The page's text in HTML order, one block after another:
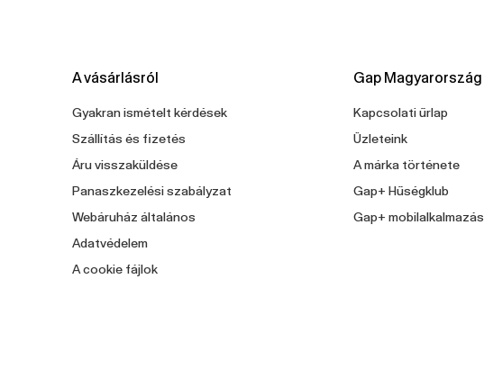
A vásárlásról
Gyakran ismételt kérdések
Szállítás és fizetés
Áru visszaküldése
Panaszkezelési szabályzat
Webáruház általános
Adatvédelem
A cookie fájlok
Gap Magyarország
Kapcsolati űrlap
Üzleteink
A márka története
Gap+ Hűségklub
Gap+ mobilalkalmazás